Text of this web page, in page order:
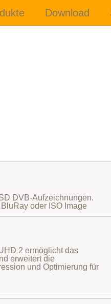
DVB-Aufzeichnungen.
oder ISO Image
2 ermöglicht das
erweitert die
und Optimierung für